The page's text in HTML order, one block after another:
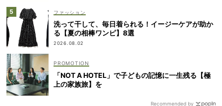
ファッション
洗って干して、毎日着られる！イージーケアが助か
る【夏の相棒ワンピ】8選
2026.08.02
「NOT A HOTEL」で子どもの記憶に一生残る【極
上の家族旅】を
Recommended by